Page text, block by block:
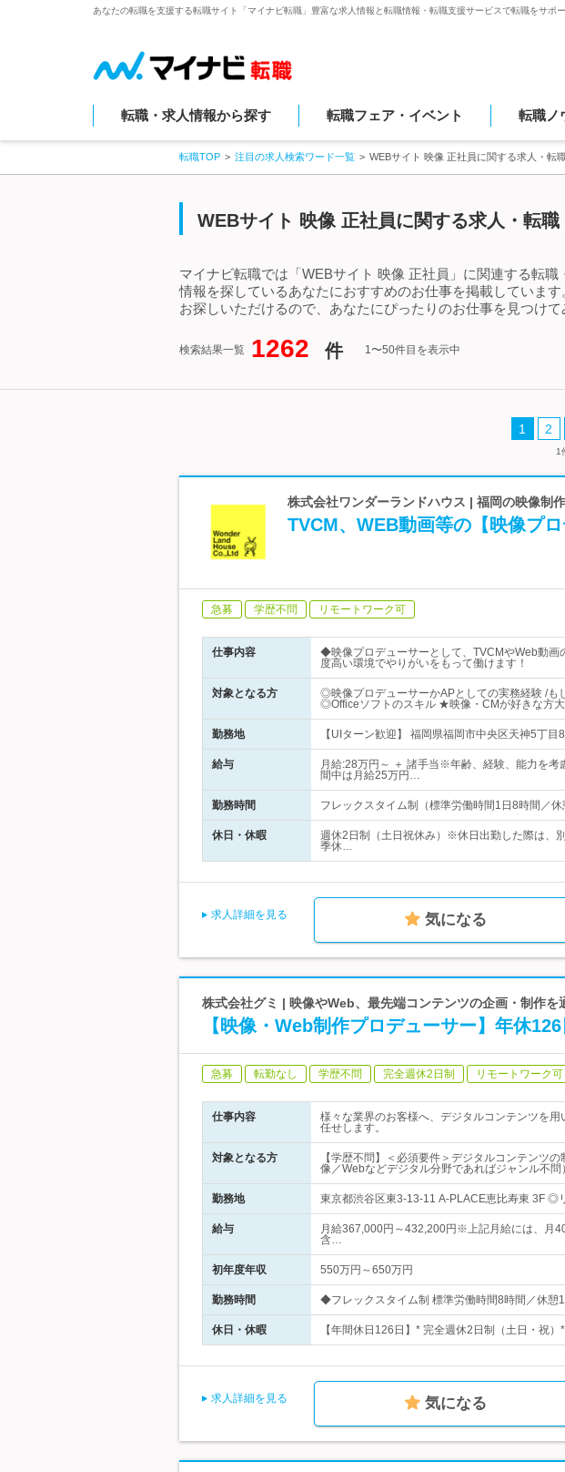
あなたの転職を支援する転職サイト「マイナビ転職」豊富な求人情報と転職情報・転職支援サービスで転職をサポ
転職・求人情報から探す 転職フェア・イベント 転職ノ
転職TOP 注目の求人検索ワード一覧 WEBサイト 映像 正社員に関する求人・転
WEBサイト 映像 正社員に関する求人・転
マイナビ転職では「WEBサイト 映像 正社員」に関連する転
情報を探しているあなたにおすすめのお仕事を掲載していま
お探しいただけるので、あなたにぴったりのお仕事を見つけて
検索結果一覧 1262 件 1〜50件目を表示中
1 2
1
株式会社ワンダーランドハウス | 福岡の映像制
TVCM、WEB動画等の【映像プ
急募 学歴不問 リモートワーク可
仕事内容
◆映像プロデューサーとして、TVCMやWeb動画
度高い環境でやりがいをもって働けます！
対象となる方
◎映像プロデューサーかAPとしての実務経験 /
◎Officeソフトのスキル ★映像・CMが好きな方大
勤務地 【UIターン歓迎】 福岡県福岡市中央区天神5丁
給与
月給:28万円～ ＋ 諸手当※年齢、経験、能力を
間中は月給25万円…
勤務時間 フレックスタイム制（標準労働時間1日8時間／
休日・休暇
週休2日制（土日祝休み）※休日出勤した際は、
季休…
求人詳細を見る 気になる
株式会社グミ | 映像やWeb、最先端コンテンツの企画・制作を
【映像・Web制作プロデューサー】年休
急募 転勤なし 学歴不問 完全週休2日制 リモートワーク可
仕事内容
様々な業界のお客様へ、デジタルコンテンツを
任せします。
対象となる方
【学歴不問】＜必須要件＞デジタルコンテンツ
像／Webなどデジタル分野であればジャンル不問）
勤務地 東京都渋谷区東3-13-11 A-PLACE恵比寿東 3F ◎
給与
月給367,000円～432,200円※上記月給には、月
含…
初年度年収 550万円～650万円
勤務時間 ◆フレックスタイム制 標準労働時間8時間／休
休日・休暇 【年間休日126日】* 完全週休2日制（土日・祝
求人詳細を見る 気になる